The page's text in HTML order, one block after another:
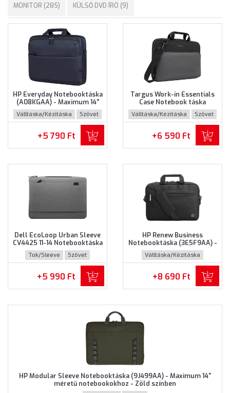
MONITOR (285) KÜLSŐ DVD ÍRÓ (9)
HP Everyday Notebooktáska
(A08KGAA) - Maximum 14"
méretű notebookokhoz
Válltáska/Kézitáska Szövet
+5 790 Ft
Targus Work-in Essentials
Case Notebook táska
(TED007GL) - Maximum 14.0"
méretű notebokhoz -
Fekete-szürke színben
Válltáska/Kézitáska Szövet
+6 590 Ft
Dell EcoLoop Urban Sleeve
CV4425 11-14 Notebooktáska
(460-BDWQ) - Maximum 14"
méretű notebookokhoz,
Szürke színben
Tok/Sleeve Szövet
+5 990 Ft
HP Renew Business
Notebooktáska (3E5F9AA) -
Maximum 14.0" méretű
notebookokhoz - Fekete
színben
Válltáska/Kézitáska
Újrahasznosított műanyag
+8 690 Ft
HP Modular Sleeve Notebooktáska (9J499AA) - Maximum 14"
méretű notebookokhoz - Zöld színben